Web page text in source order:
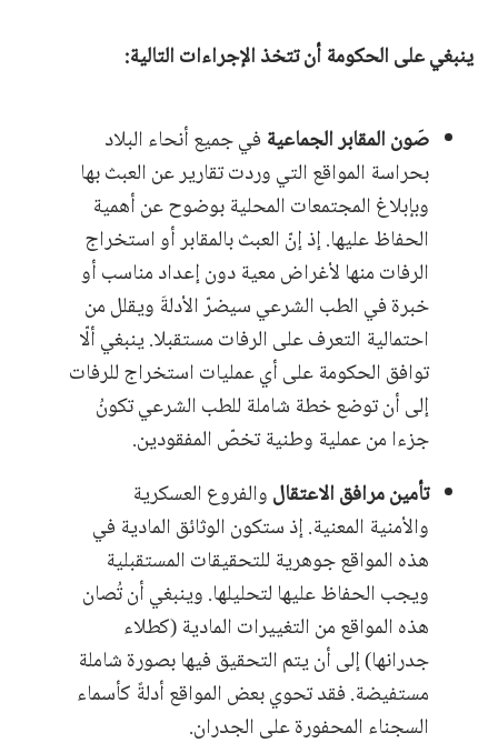
ينبغي على الحكومة أن تتخذ الإجراءات التالية:
صَون المقابر الجماعية في جميع أنحاء البلاد
بحراسة المواقع التي وردت تقارير عن العبث بها
وبإبلاغ المجتمعات المحلية بوضوح عن أهمية
الحفاظ عليها. إذ إنّ العبث بالمقابر أو استخراج
الرفات منها لأغراض معية دون إعداد مناسب أو
خبرة في الطب الشرعي سيضرّ الأدلةَ ويقلل من
احتمالية التعرف على الرفات مستقبلا. ينبغي ألّا
توافق الحكومة على أي عمليات استخراج للرفات
إلى أن توضع خطة شاملة للطب الشرعي تكونُ
جزءا من عملية وطنية تخصّ المفقودين.
تأمين مرافق الاعتقالوالفروع العسكرية
والأمنية المعنية. إذ ستكون الوثائق المادية في
هذه المواقع جوهرية للتحقيقات المستقبلية
ويجب الحفاظ عليها لتحليلها. وينبغي أن تُصان
هذه المواقع من التغييرات المادية (كطلاء
جدرانها) إلى أن يتم التحقيق فيها بصورة شاملة
مستفيضة. فقد تحوي بعض المواقع أدلةً كأسماء
السجناء المحفورة على الجدران.